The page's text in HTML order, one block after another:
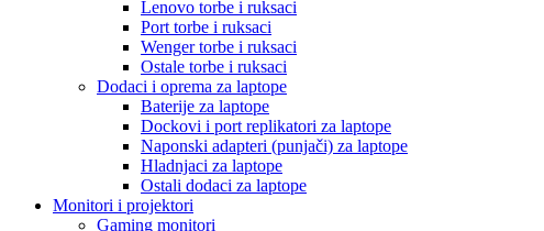
Lenovo torbe i ruksaci
Port torbe i ruksaci
Wenger torbe i ruksaci
Ostale torbe i ruksaci
Dodaci i oprema za laptope
Baterije za laptope
Dockovi i port replikatori za laptope
Naponski adapteri (punjači) za laptope
Hladnjaci za laptope
Ostali dodaci za laptope
Monitori i projektori
Gaming monitori